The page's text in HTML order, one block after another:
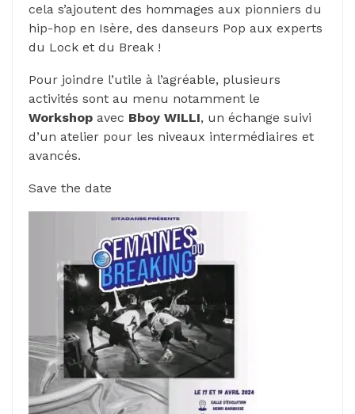
cela s’ajoutent des hommages aux pionniers du
hip-hop en Isère, des danseurs Pop aux experts
du Lock et du Break !
Pour joindre l’utile à l’agréable, plusieurs
activités sont au menu notamment le
Workshop avec Bboy WILLI, un échange suivi
d’un atelier pour les niveaux intermédiaires et
avancés.
Save the date